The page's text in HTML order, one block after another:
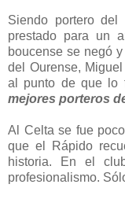
Siendo portero
prestado para un
boucense se negó
del Ourense,
al punto de que lo
mejores porteros
Al Celta se fue
que el Rápido
historia. En el
profesionalismo.